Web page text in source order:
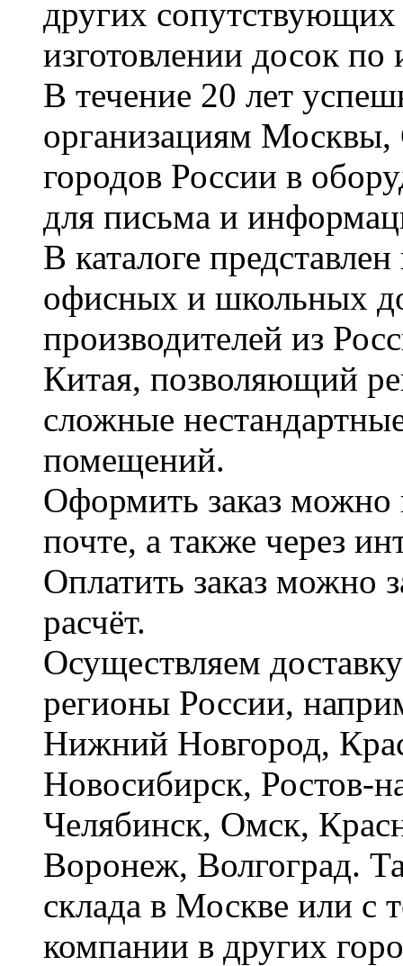
других сопутствующих
изготовлении досок по
В течение 20 лет
организациям Москвы,
городов России в
для письма и
В каталоге
офисных и школьных
производителей из
Китая, позволяющий
сложные
помещений.
Оформить заказ можно
почте, а также через
Оплатить заказ можно
расчёт.
Осуществляем
регионы России,
Нижний Новгород,
Новосибирск, Ростов-
Челябинск, Омск,
Воронеж, Волгоград.
склада в Москве или с
компании в других